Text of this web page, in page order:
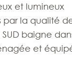
et lumineux
par la qualité
baigne
et